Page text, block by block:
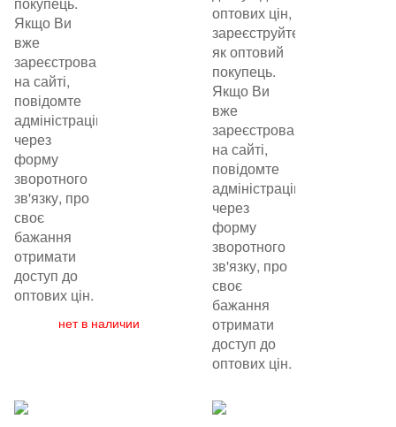
Якщо Ви
вже
зареєстровані
на сайті,
повідомте
адміністрацію
через
форму
зворотного
зв'язку, про
своє
бажання
отримати
доступ до
оптових цін.
нет в наличии
оптових цін,
зареєструйтеся
як оптовий
покупець.
Якщо Ви
вже
зареєстровані
на сайті,
повідомте
адміністрацію
через
форму
зворотного
зв'язку, про
своє
бажання
отримати
доступ до
оптових цін.